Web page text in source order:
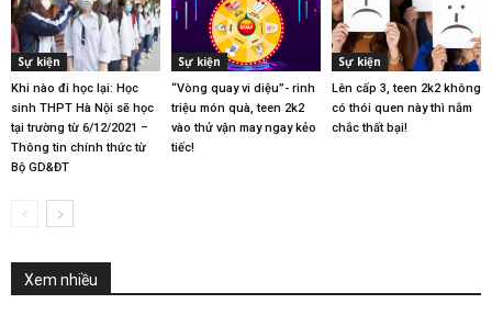
Sự kiện
Khi nào đi học lại: Học
sinh THPT Hà Nội sẽ học
tại trường từ 6/12/2021 –
Thông tin chính thức từ
Bộ GD&ĐT
Sự kiện
“Vòng quay vi diệu”- rinh
triệu món quà, teen 2k2
vào thử vận may ngay kẻo
tiếc!
Sự kiện
Lên cấp 3, teen 2k2 không
có thói quen này thì nắm
chắc thất bại!
Xem nhiều